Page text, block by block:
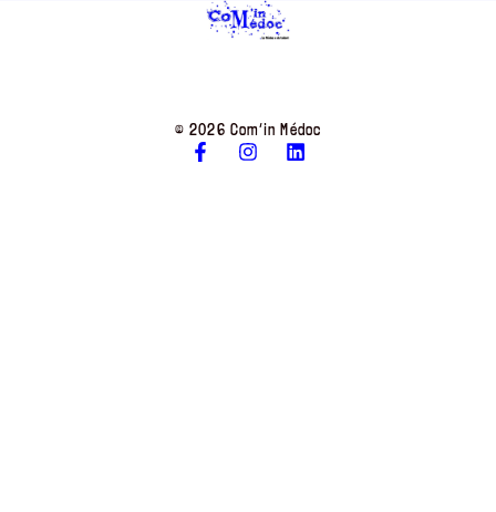
© 2026 Com’in Médoc